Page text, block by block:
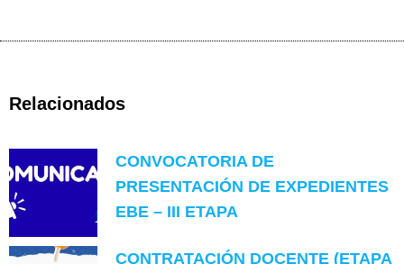
Relacionados
CONVOCATORIA DE
PRESENTACIÓN DE EXPEDIENTES
EBE – III ETAPA
CONTRATACIÓN DOCENTE (ETAPA